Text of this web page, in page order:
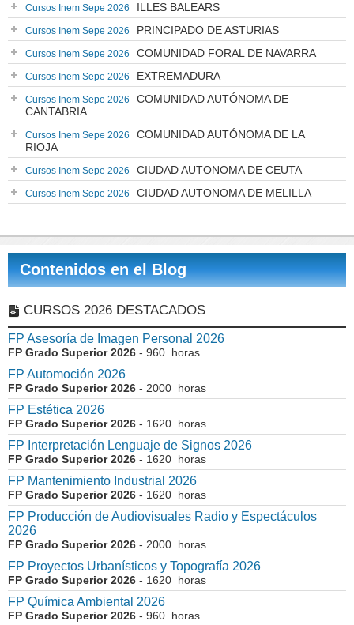
Cursos Inem Sepe 2026 ILLES BALEARS
Cursos Inem Sepe 2026 PRINCIPADO DE ASTURIAS
Cursos Inem Sepe 2026 COMUNIDAD FORAL DE NAVARRA
Cursos Inem Sepe 2026 EXTREMADURA
Cursos Inem Sepe 2026
COMUNIDAD AUTÓNOMA DE
CANTABRIA
Cursos Inem Sepe 2026
COMUNIDAD AUTÓNOMA DE LA
RIOJA
Cursos Inem Sepe 2026 CIUDAD AUTONOMA DE CEUTA
Cursos Inem Sepe 2026 CIUDAD AUTONOMA DE MELILLA
Contenidos en el Blog
CURSOS 2026 DESTACADOS
FP Asesoría de Imagen Personal 2026
FP Grado Superior 2026 - 960 horas
FP Automoción 2026
FP Grado Superior 2026 - 2000 horas
FP Estética 2026
FP Grado Superior 2026 - 1620 horas
FP Interpretación Lenguaje de Signos 2026
FP Grado Superior 2026 - 1620 horas
FP Mantenimiento Industrial 2026
FP Grado Superior 2026 - 1620 horas
FP Producción de Audiovisuales Radio y Espectáculos
2026
FP Grado Superior 2026 - 2000 horas
FP Proyectos Urbanísticos y Topografía 2026
FP Grado Superior 2026 - 1620 horas
FP Química Ambiental 2026
FP Grado Superior 2026 - 960 horas